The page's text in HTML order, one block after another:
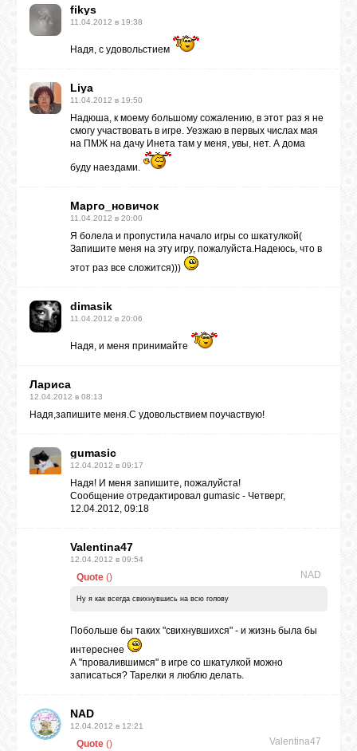
fikys
11.04.2012 в 19:38
Надя, с удовольстием
Liya
11.04.2012 в 19:50
Надюша, к моему большому сожалению, в этот раз я не
смогу участвовать в игре. Уезжаю в первых числах мая
на ПМЖ на дачу Инета там у меня, увы, нет. А дома
буду наездами.
Марго_новичок
11.04.2012 в 20:00
Я болела и пропустила начало игры со шкатулкой(
Запишите меня на эту игру, пожалуйста.Надеюсь, что в
этот раз все сложится)))
dimasik
11.04.2012 в 20:06
Надя, и меня принимайте
Лариса
12.04.2012 в 08:13
Надя,запишите меня.С удовольствием поучаствую!
gumasic
12.04.2012 в 09:17
Надя! И меня запишите, пожалуйста!
Сообщение отредактировал gumasic - Четверг,
12.04.2012, 09:18
Valentina47
12.04.2012 в 09:54
Quote ( NAD
)
Ну я как всегда свихнувшись на всю голову
Побольше бы таких "свихнувшихся" - и жизнь была бы
интереснее
А "провалившимся" в игре со шкатулкой можно
записаться? Тарелки я люблю делать.
NAD
12.04.2012 в 12:21
Quote ( Valentina47
)